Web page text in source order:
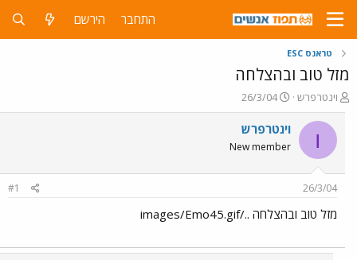
התחבר הירשם
טראנס ESC
מזל טוב ובהצלחה
פ
ו
ת
ח
ה
ש
א
וינטרפרש
פ
ו
ר
ס
ם
ר
26/3/04
ו וינטרפרש
New member
26/3/04
#1
מזל טוב ובהצלחה ../images/Emo45.gif